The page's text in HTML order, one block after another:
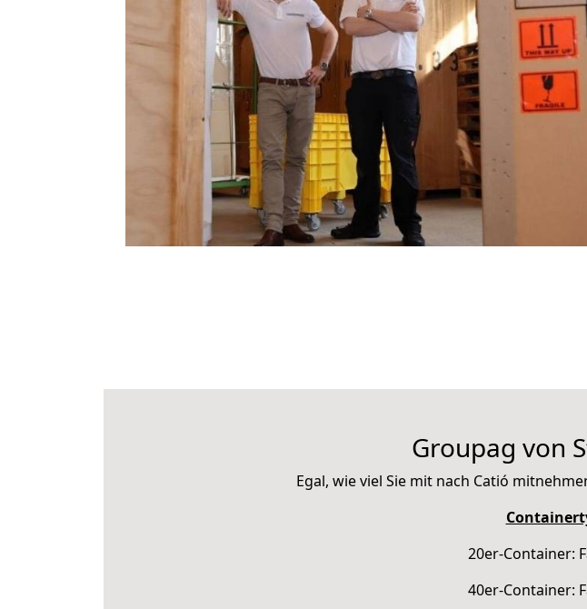
Groupag von
Egal, wie viel Sie mit nach Catió
20er-Container:
40er-Container: